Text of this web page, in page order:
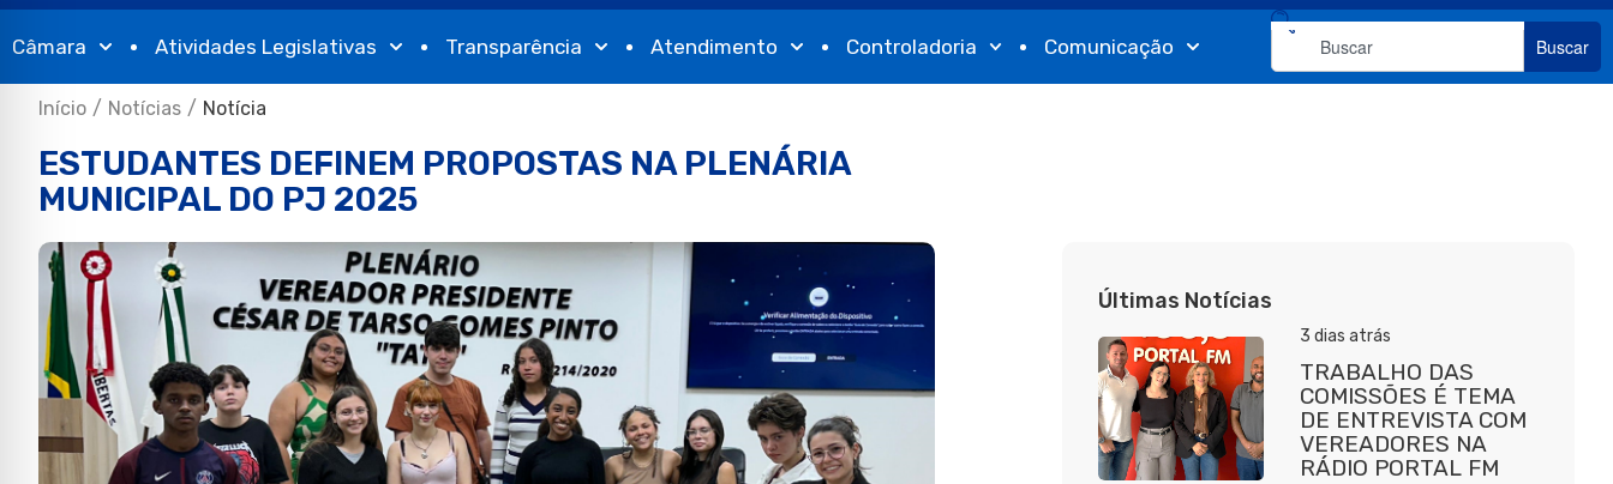
Câmara Atividades Legislativas Transparência Atendimento Controladoria Comunicação Buscar
Início / Notícias / Notícia
ESTUDANTES DEFINEM PROPOSTAS NA PLENÁRIA
MUNICIPAL DO PJ 2025
Últimas Notícias
3 dias atrás
TRABALHO DAS
COMISSÕES É TEMA
DE ENTREVISTA COM
VEREADORES NA
RÁDIO PORTAL FM